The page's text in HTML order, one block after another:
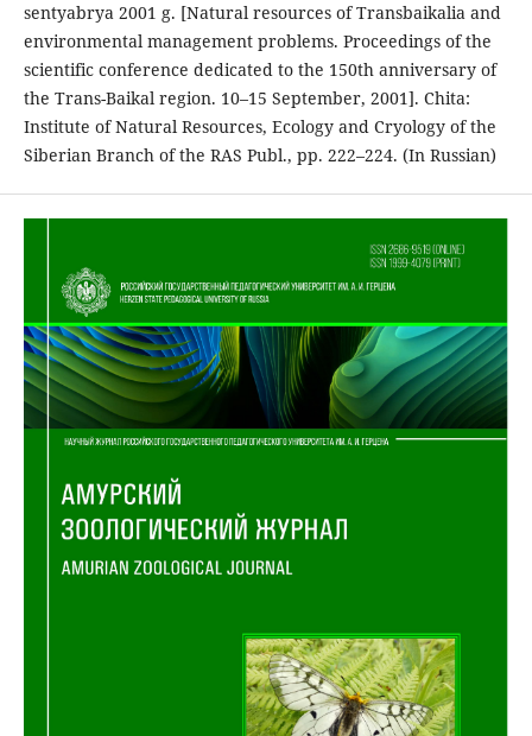
sentyabrya 2001 g. [Natural resources of Transbaikalia and
environmental management problems. Proceedings of the
scientific conference dedicated to the 150th anniversary of
the Trans-Baikal region. 10–15 September, 2001]. Chita:
Institute of Natural Resources, Ecology and Cryology of the
Siberian Branch of the RAS Publ., pp. 222–224. (In Russian)